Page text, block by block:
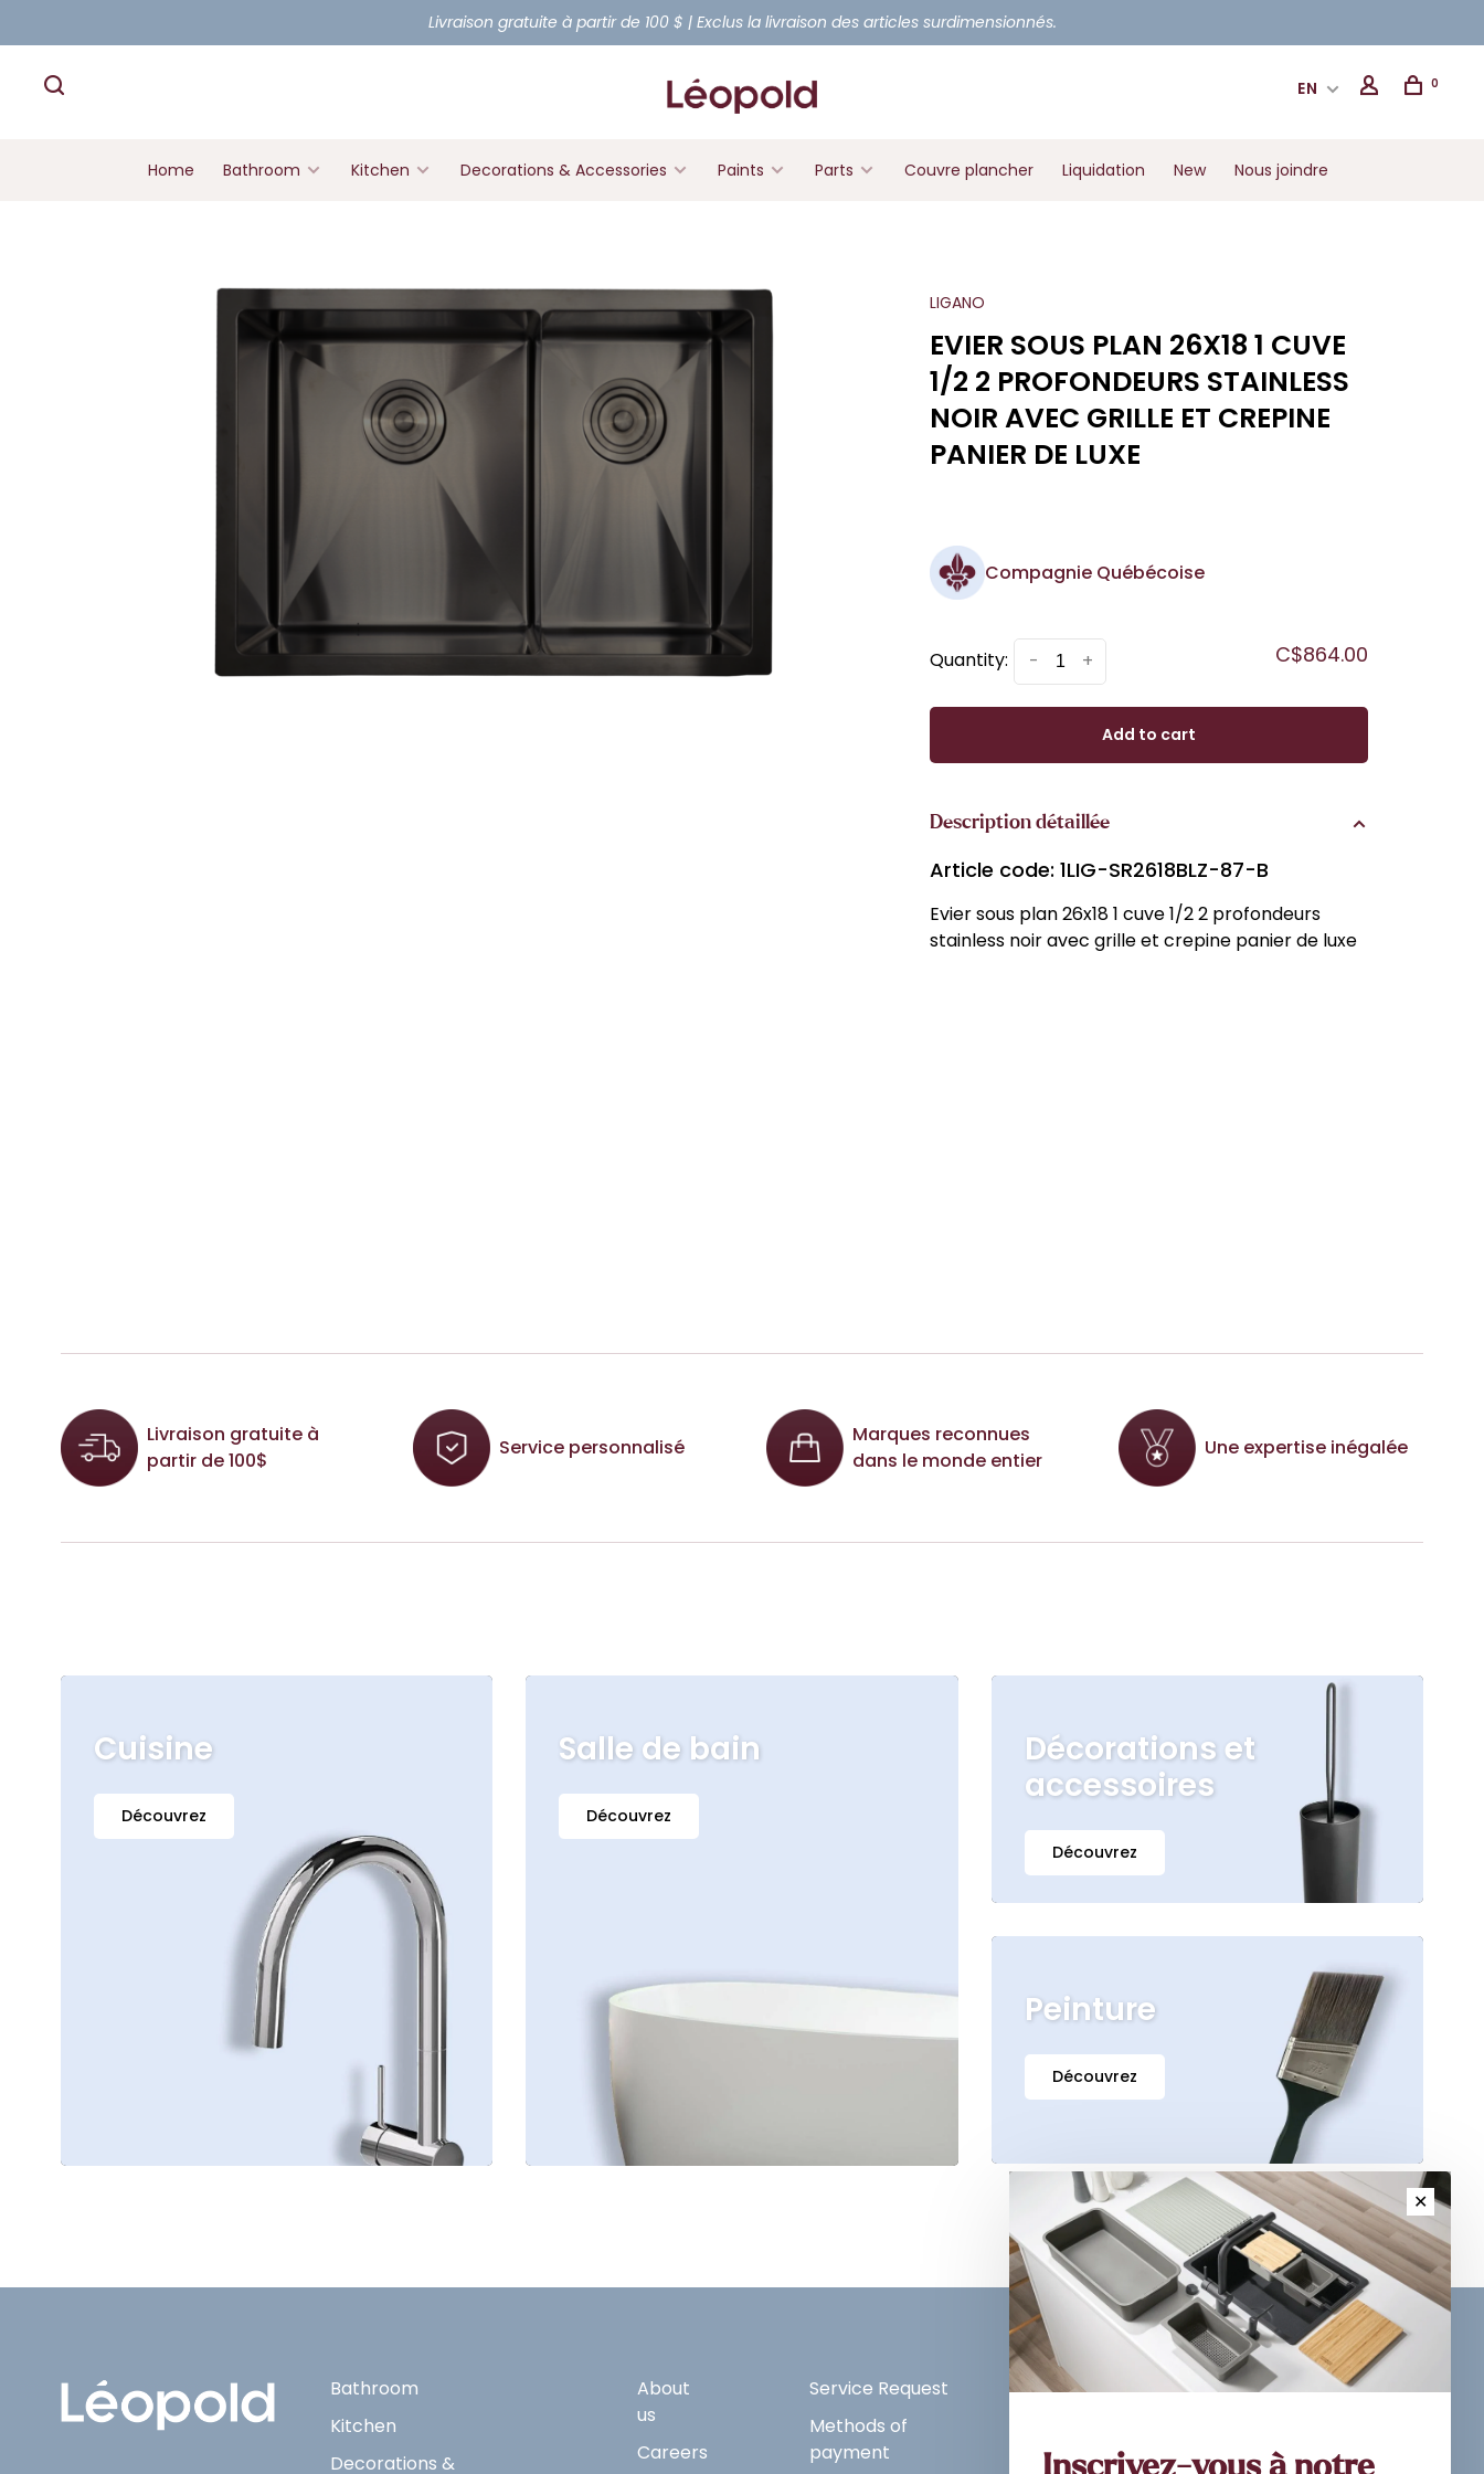
Livraison gratuite à partir de 100 $ | Exclus la livraison des articles surdimensionnés.
EN 0
Home Bathroom Kitchen Decorations & Accessories Paints Parts Couvre plancher Liquidation New Nous joindre
LIGANO
EVIER SOUS PLAN 26X18 1 CUVE
1/2 2 PROFONDEURS STAINLESS
NOIR AVEC GRILLE ET CREPINE
PANIER DE LUXE
Compagnie Québécoise
Quantity: +
- C$864.00
Add to cart
Description détaillée
Article code: 1LIG-SR2618BLZ-87-B
Evier sous plan 26x18 1 cuve 1/2 2 profondeurs
stainless noir avec grille et crepine panier de luxe
Livraison gratuite à
partir de 100$
Service personnalisé
Marques reconnues
dans le monde entier
Une expertise inégalée
Cuisine
Découvrez
Salle de bain
Découvrez
Décorations et
accessoires
Découvrez
Peinture
Découvrez
Bathroom
Kitchen
Decorations &
About
us
Careers
Service Request
Methods of
payment
Sign up for our newsletter and
✕
Inscrivez-vous à notre